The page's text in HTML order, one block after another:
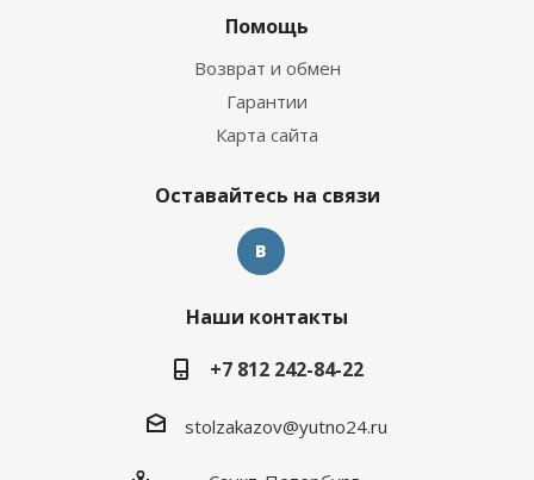
Помощь
Возврат и обмен
Гарантии
Карта сайта
Оставайтесь на связи
Наши контакты
+7 812 242-84-22
stolzakazov@yutno24.ru